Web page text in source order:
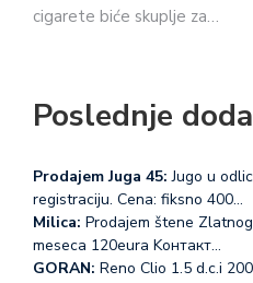
cigarete biće skuplje za…
Poslednje
Prodajem Juga 45: Jugo u
registraciju. Cena: fiksno 400…
Milica: Prodajem štene
meseca 120eura Koнтакт…
GORAN: Reno Clio 1.5 d.c.i